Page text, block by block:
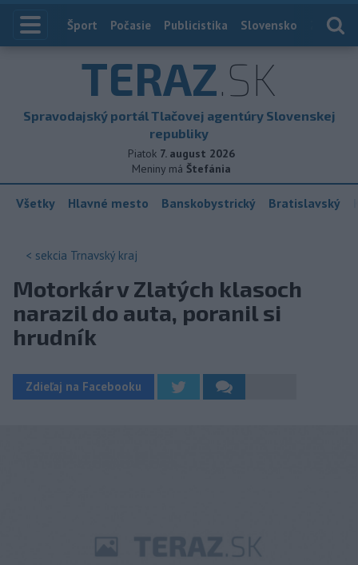
Index
Šport Počasie Publicistika Slovensko
TERAZ.SK
Spravodajský portál Tlačovej agentúry Slovenskej
republiky
Piatok 7. august 2026
Meniny má Štefánia
Všetky Hlavné mesto Banskobystrický Bratislavský
< sekcia Trnavský kraj
Motorkár v Zlatých klasoch
narazil do auta, poranil si
hrudník
Zdieľaj na Facebooku